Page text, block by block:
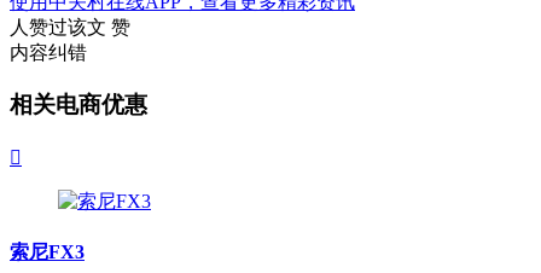
人赞过该文 赞
内容纠错
相关电商优惠

索尼FX3